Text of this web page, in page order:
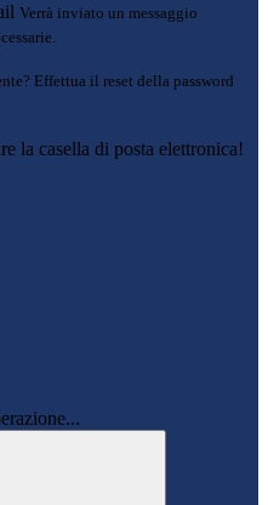
Verrà inviato un messaggio
Effettua il reset della password
la casella di posta elettronica!